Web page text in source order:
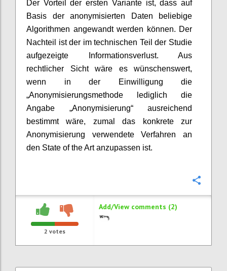
Der Vorteil der ersten Variante ist, dass auf
Basis der anonymisierten Daten beliebige
Algorithmen angewandt werden können. Der
Nachteil ist der im technischen Teil der Studie
aufgezeigte Informationsverlust. Aus
rechtlicher Sicht wäre es wünschenswert,
wenn in der Einwilligung die
„Anonymisierungsmethode lediglich die
Angabe „Anonymisierung“ ausreichend
bestimmt wäre, zumal das konkrete zur
Anonymisierung verwendete Verfahren an
den State of the Art anzupassen ist.
2 votes
Add/View comments (2)